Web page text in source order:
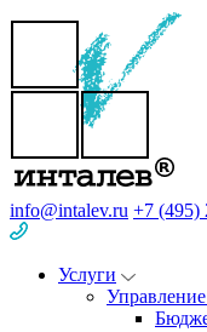
info@intalev.ru +7 (495)
Услуги